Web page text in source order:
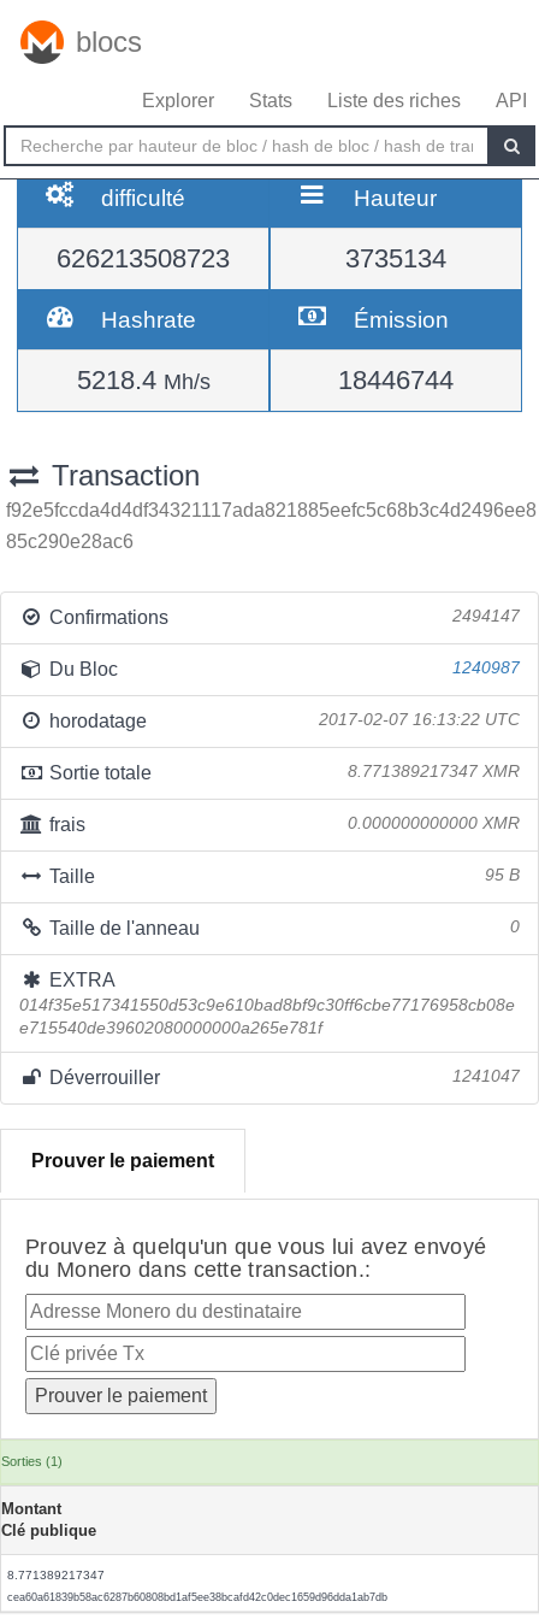
blocs
Explorer Stats Liste des riches API
difficulté
626213508723
Hauteur
3735134
Hashrate
5218.4 Mh/s
Émission
18446744
Transaction
f92e5fccda4d4df34321117ada821885eefc5c68b3c4d2496ee8
85c290e28ac6
Confirmations 2494147
Du Bloc 1240987
horodatage 2017-02-07 16:13:22 UTC
Sortie totale 8.771389217347 XMR
frais 0.000000000000 XMR
Taille 95 B
Taille de l'anneau 0
EXTRA
014f35e517341550d53c9e610bad8bf9c30ff6cbe77176958cb08e
e715540de39602080000000a265e781f
Déverrouiller 1241047
Prouver le paiement
Prouvez à quelqu'un que vous lui avez envoyé
du Monero dans cette transaction.:
Sorties (1)
Montant
Clé publique
8.771389217347
cea60a61839b58ac6287b60808bd1af5ee38bcafd42c0dec1659d96dda1ab7db